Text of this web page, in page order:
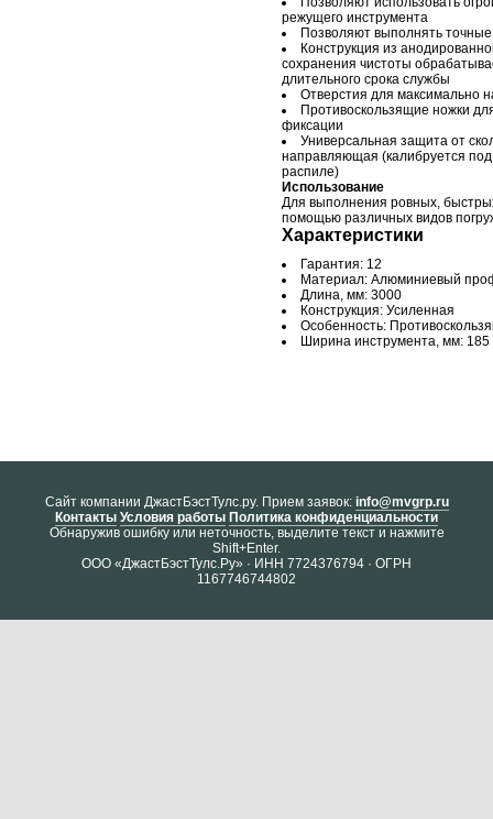
режущего инструмента
Позволяют выполнять
Конструкция из
сохранения чистоты
длительного срока службы
Отверстия для максимально
Противоскользящие ножки
фиксации
Универсальная защита от
направляющая (калибруется
распиле)
Использование
Для выполнения ровных,
помощью различных видов
Характеристики
Гарантия: 12
Материал: Алюминиевый
Длина, мм: 3000
Конструкция: Усиленная
Особенность:
Ширина инструмента, мм: 185
Cайт компании ДжастБэстТулс.ру. Прием заявок: info@mvgrp.ru
Контакты Условия работы Политика конфиденциальности
Обнаружив ошибку или неточность, выделите текст и нажмите
Shift+Enter.
ООО «ДжастБэстТулс.Ру» · ИНН 7724376794 · ОГРН
1167746744802